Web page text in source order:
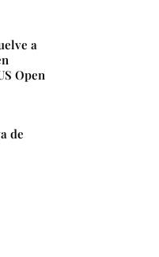
a
Open
de